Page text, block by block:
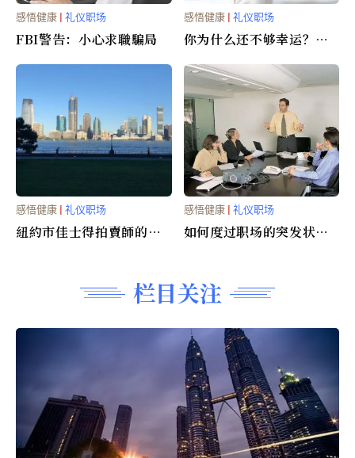
感悟健康 | 礼仪职场
FBI警告：小心求職騙局
感悟健康 | 礼仪职场
你为什么还不够幸运？
感悟健康 | 礼仪职场
紐約市佳士得拍賣師的一
感悟健康 | 礼仪职场
如何度过职场的突发状况
栏目关注